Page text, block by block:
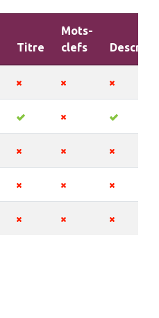
Titre
Mots-
clefs